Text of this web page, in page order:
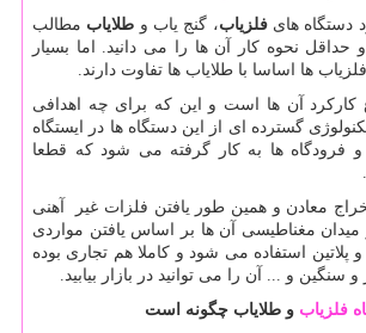
دستگاه هایفلزیاب، گنج یاب و طلایاب مطالب
حداقل نحوه کار آن ها را می دانید. اما بسیار
ها اساسا با طلایاب ها تفاوت دارند.
کارکرد آن ها است و این که برای چه اهدافی
گسترده ای از این دستگاه ها در ایستگاه
فرودگاه ها به کار گرفته می شود که قطعا
معادن و همین طور یافتن فلزات غیر آهنی
میدان مغناطیسی آن ها بر اساس یافتن مواردی
استفاده می شود و کاملا هم تجاری بوده
سنگین و ... آن را می توانید در بازار بیابید.
فلزیاب و طلایاب چگونه است